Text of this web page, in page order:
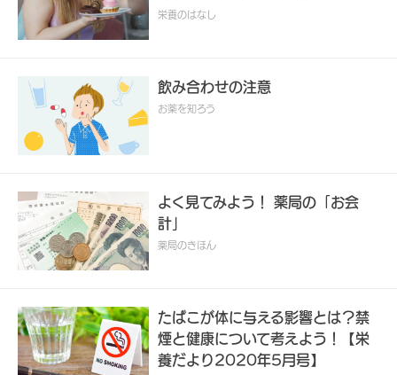
栄養のはなし
飲み合わせの注意
お薬を知ろう
よく見てみよう！ 薬局の「お会
計」
薬局のきほん
たばこが体に与える影響とは？禁
煙と健康について考えよう！【栄
養だより2020年5月号】